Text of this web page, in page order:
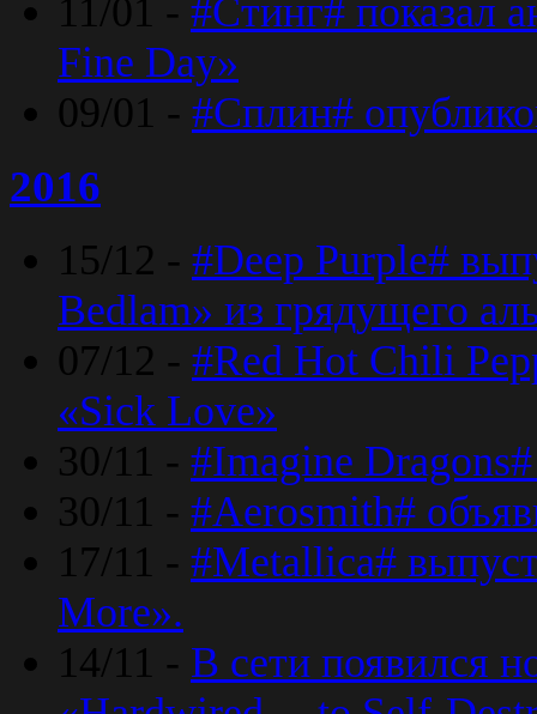
11/01 - #Стинг# показал
Fine Day»
09/01 - #Сплин#
2016
15/12 - #Deep Purple#
Bedlam» из грядущего
07/12 - #Red Hot Chili
«Sick Love»
30/11 - #Imagine
30/11 - #Aerosmith#
17/11 - #Metallica#
More».
14/11 - В сети появился